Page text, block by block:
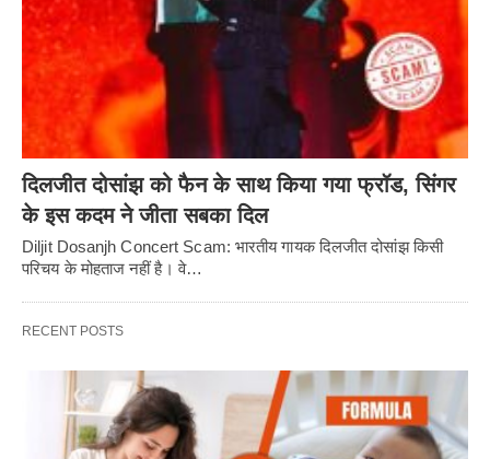
दिलजीत दोसांझ को फैन के साथ किया गया फ्रॉड, सिंगर
के इस कदम ने जीता सबका दिल
Diljit Dosanjh Concert Scam: भारतीय गायक दिलजीत दोसांझ किसी
परिचय के मोहताज नहीं है। वे…
RECENT POSTS